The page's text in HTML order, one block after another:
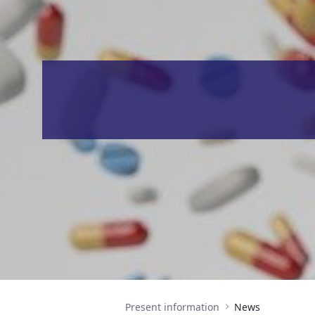
Present information News